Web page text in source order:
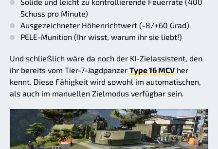
Schuss pro Minute)
Ausgezeichneter Höhenrichtwert (-8/+60 Grad)
PELE-Munition (Ihr wisst, warum ihr sie liebt!)
Und schließlich wäre da noch der KI-Zielassistent, den
ihr bereits vom Tier-7-Jagdpanzer Type 16 MCV her
kennt. Diese Fähigkeit wird sowohl im automatischen,
als auch im manuellen Zielmodus verfügbar sein.